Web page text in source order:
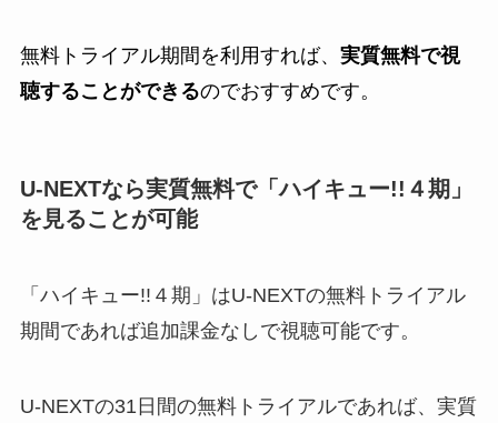
無料トライアル期間を利用すれば、 実質無料で視
聴することができるのでおすすめです。
U-NEXTなら実質無料で「ハイキュー!!４期」
を見ることが可能
「ハイキュー!!４期」はU-NEXTの無料トライアル
期間であれば追加課金なしで視聴可能です。
U-NEXTの31日間の無料トライアルであれば、実質